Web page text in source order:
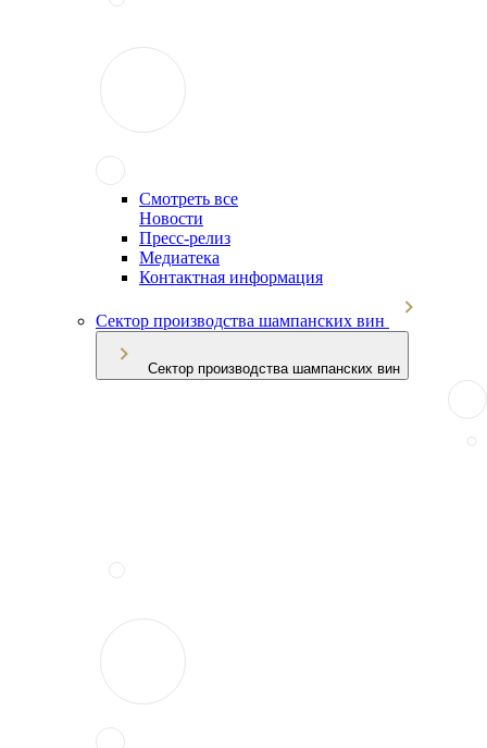
Смотреть все
Новости
Пресс-релиз
Медиатека
Контактная информация
Сектор производства шампанских вин
Сектор производства шампанских вин